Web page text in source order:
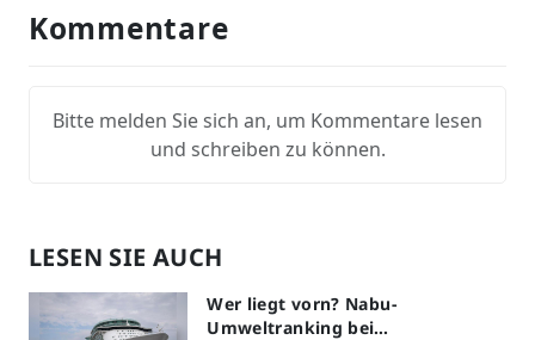
Kommentare
Bitte melden Sie sich an, um Kommentare lesen
und schreiben zu können.
LESEN SIE AUCH
Wer liegt vorn? Nabu-
Umweltranking bei